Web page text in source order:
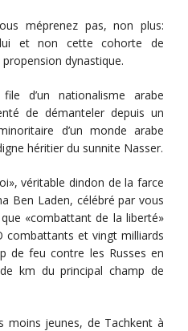
méprenez pas, non plus:
lui et non cette cohorte de
dynastique.
d’un nationalisme arabe
de démanteler depuis un
d’un monde arabe
héritier du sunnite Nasser.
véritable dindon de la farce
Ben Laden, célébré par vous
«combattant de la liberté»
combattants et vingt milliards
de feu contre les Russes en
km du principal champ de
moins jeunes, de Tachkent à